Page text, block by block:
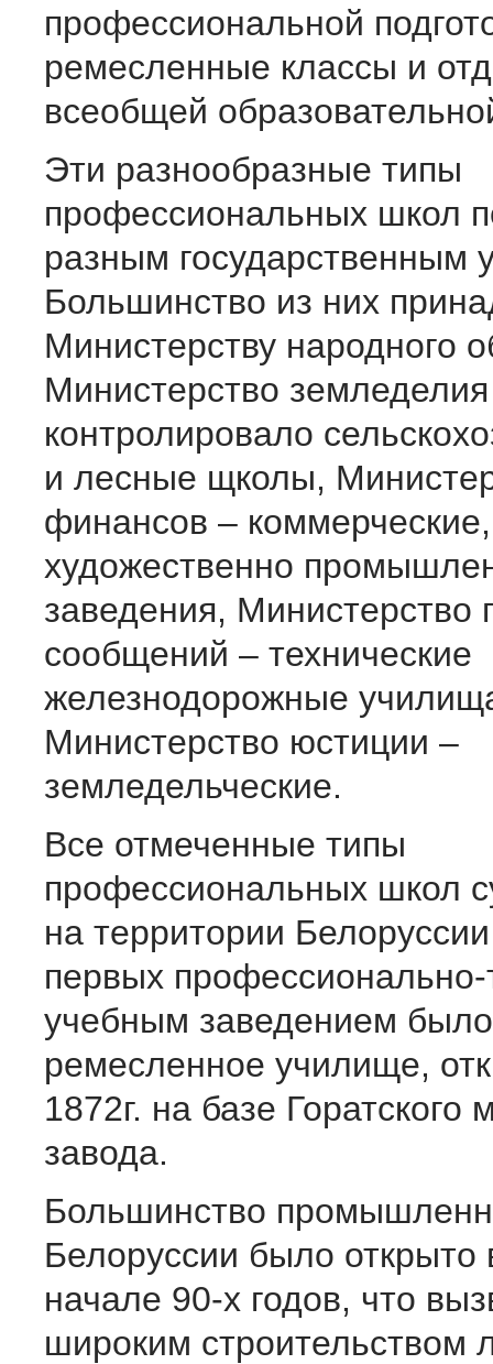
профессиональной
ремесленные классы и
всеобщей
Эти разнообразные типы
профессиональных школ
разным государственным
Большинство из них
Министерству народного
Министерство земледелия
контролировало
и лесные щколы,
финансов – коммерческие,
художественно
заведения, Министерство
сообщений – технические
железнодорожные
Министерство юстиции –
земледельческие.
Все отмеченные типы
профессиональных школ
на территории
первых профессионально-
учебным заведением было
ремесленное училище,
1872г. на базе Горатского
завода.
Большинство
Белоруссии было открыто
начале 90-х годов, что
широким строительством